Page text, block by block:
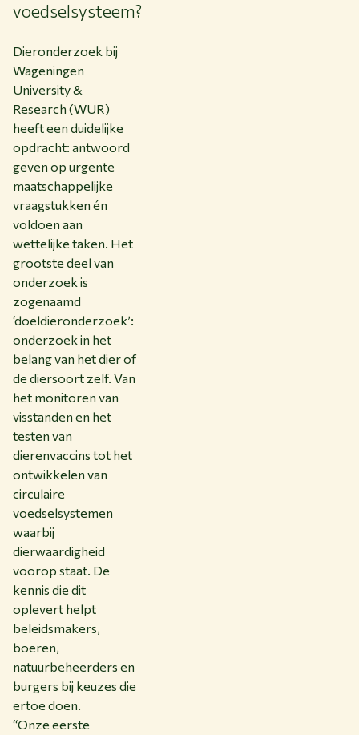
voedselsysteem?
Dieronderzoek bij
Wageningen
University &
Research (WUR)
heeft een duidelijke
opdracht: antwoord
geven op urgente
maatschappelijke
vraagstukken én
voldoen aan
wettelijke taken. Het
grootste deel van
onderzoek is
zogenaamd
‘doeldieronderzoek’:
onderzoek in het
belang van het dier of
de diersoort zelf. Van
het monitoren van
visstanden en het
testen van
dierenvaccins tot het
ontwikkelen van
circulaire
voedselsystemen
waarbij
dierwaardigheid
voorop staat. De
kennis die dit
oplevert helpt
beleidsmakers,
boeren,
natuurbeheerders en
burgers bij keuzes die
ertoe doen.
“Onze eerste